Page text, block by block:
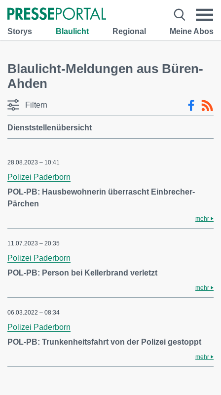
Storys Blaulicht Regional Meine Abos
Blaulicht-Meldungen aus Büren-
Ahden
Filtern
Dienststellenübersicht
28.08.2023 – 10:41
Polizei Paderborn
POL-PB: Hausbewohnerin überrascht Einbrecher-
Pärchen
mehr
11.07.2023 – 20:35
Polizei Paderborn
POL-PB: Person bei Kellerbrand verletzt
mehr
06.03.2022 – 08:34
Polizei Paderborn
POL-PB: Trunkenheitsfahrt von der Polizei gestoppt
mehr